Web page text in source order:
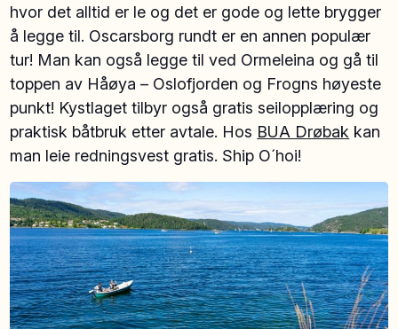
hvor det alltid er le og det er gode og lette brygger
å legge til. Oscarsborg rundt er en annen populær
tur! Man kan også legge til ved Ormeleina og gå til
toppen av Håøya – Oslofjorden og Frogns høyeste
punkt! Kystlaget tilbyr også gratis seilopplæring og
praktisk båtbruk etter avtale. Hos BUA Drøbak kan
man leie redningsvest gratis. Ship O´hoi!